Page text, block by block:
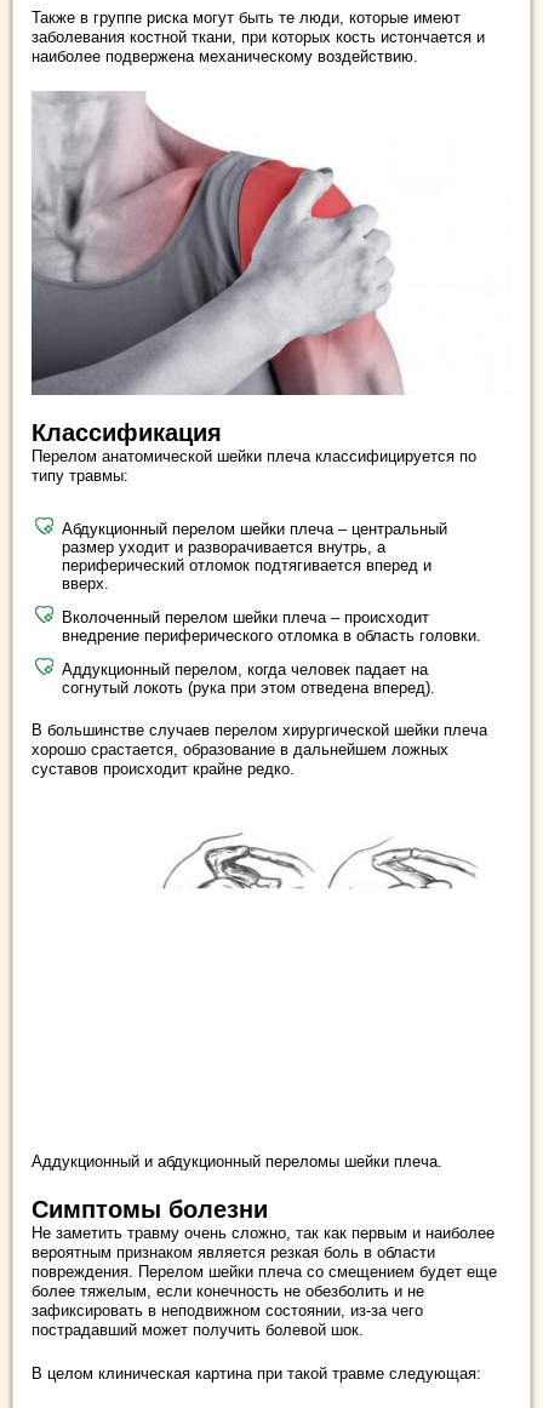
Также в группе риска могут быть те люди, которые имеют
заболевания костной ткани, при которых кость истончается и
наиболее подвержена механическому воздействию.
Классификация
Перелом анатомической шейки плеча классифицируется по
типу травмы:
Абдукционный перелом шейки плеча – центральный
размер уходит и разворачивается внутрь, а
периферический отломок подтягивается вперед и
вверх.
Вколоченный перелом шейки плеча – происходит
внедрение периферического отломка в область головки.
Аддукционный перелом, когда человек падает на
согнутый локоть (рука при этом отведена вперед).
В большинстве случаев перелом хирургической шейки плеча
хорошо срастается, образование в дальнейшем ложных
суставов происходит крайне редко.
Аддукционный и абдукционный переломы шейки плеча.
Симптомы болезни
Не заметить травму очень сложно, так как первым и наиболее
вероятным признаком является резкая боль в области
повреждения. Перелом шейки плеча со смещением будет еще
более тяжелым, если конечность не обезболить и не
зафиксировать в неподвижном состоянии, из-за чего
пострадавший может получить болевой шок.
В целом клиническая картина при такой травме следующая: